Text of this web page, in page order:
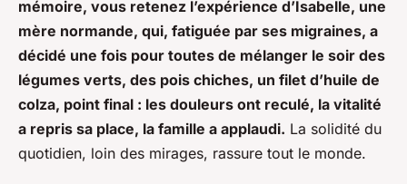
mémoire, vous retenez l’expérience d’Isabelle, une
mère normande, qui, fatiguée par ses migraines, a
décidé une fois pour toutes de mélanger le soir des
légumes verts, des pois chiches, un filet d’huile de
colza, point final : les douleurs ont reculé, la vitalité
a repris sa place, la famille a applaudi. La solidité du
quotidien, loin des mirages, rassure tout le monde.